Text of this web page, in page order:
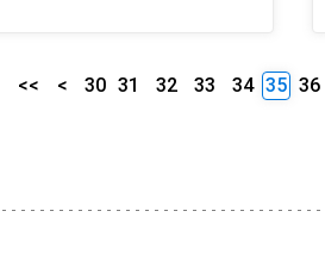
<< < 30 31 32 33 34 35 36